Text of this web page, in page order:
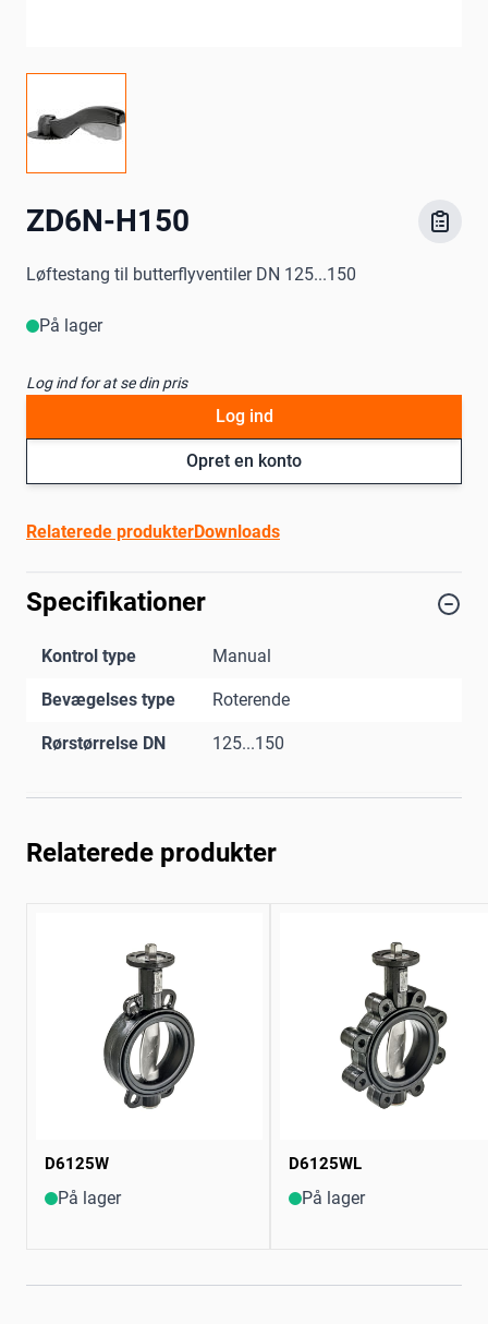
ZD6N-H150
Løftestang til butterflyventiler DN 125...150
På lager
Log ind for at se din pris
Opret en konto
Log ind
Relaterede produkterDownloads
Specifikationer
Kontrol type Manual
Bevægelses type Roterende
Rørstørrelse DN 125...150
Relaterede produkter
D6125W
På lager
D6125WL
På lager